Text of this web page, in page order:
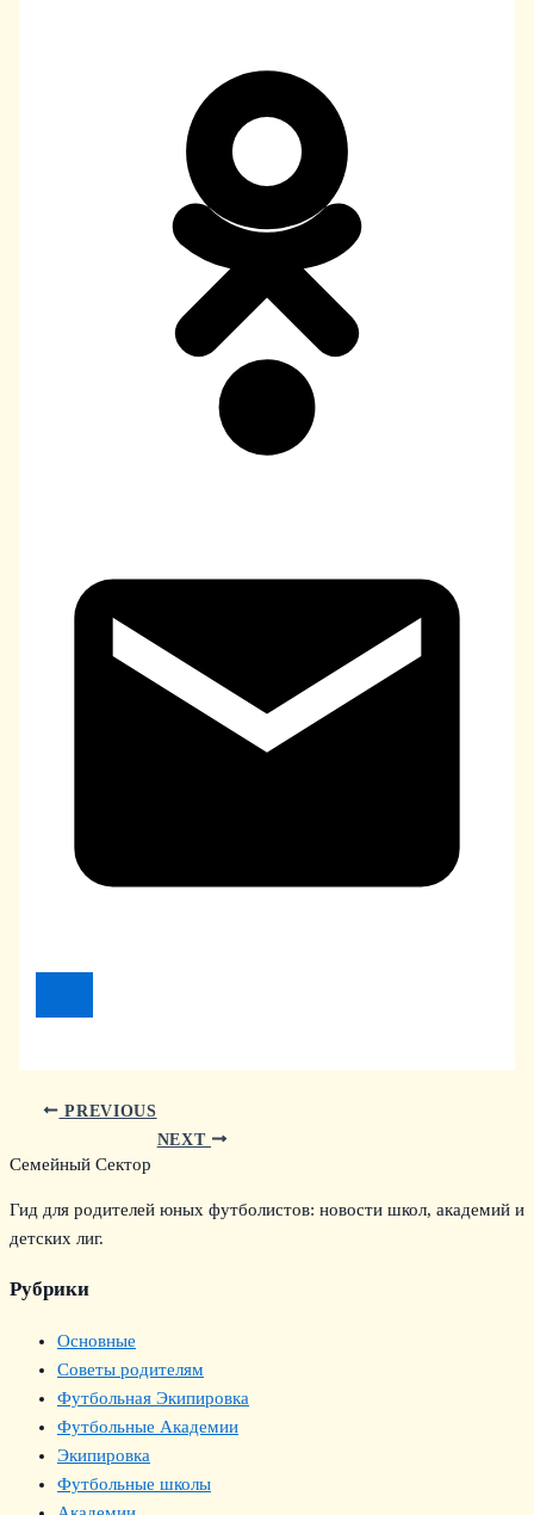
PREVIOUS
NEXT
Семейный Сектор
Гид для родителей юных футболистов: новости школ, академий и
детских лиг.
Рубрики
Основные
Советы родителям
Футбольная Экипировка
Футбольные Академии
Экипировка
Футбольные школы